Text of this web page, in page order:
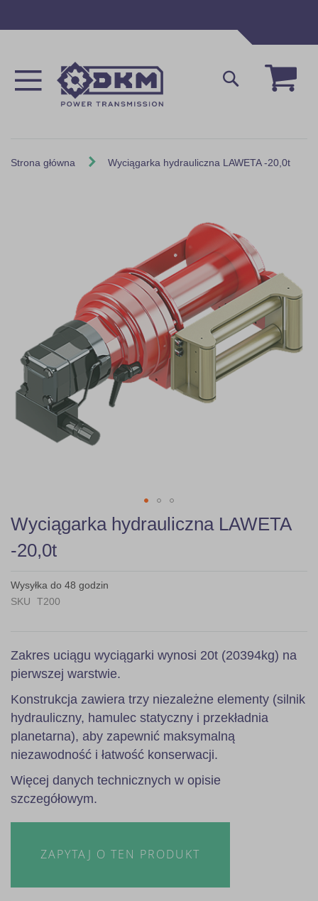
Mój
Szukaj
Strona główna Wyciągarka hydrauliczna LAWETA -20,0t
Skip
to
the
beginning
the
images
Wyciągarka hydrauliczna LAWETA
-20,0t
Wysyłka do 48 godzin
SKU
T200
Zakres uciągu wyciągarki wynosi 20t (20394kg) na
pierwszej warstwie.
Konstrukcja zawiera trzy niezależne elementy (silnik
hydrauliczny, hamulec statyczny i przekładnia
planetarna), aby zapewnić maksymalną
niezawodność i łatwość konserwacji.
Więcej danych technicznych w opisie
szczegółowym.
ZAPYTAJ O TEN PRODUKT